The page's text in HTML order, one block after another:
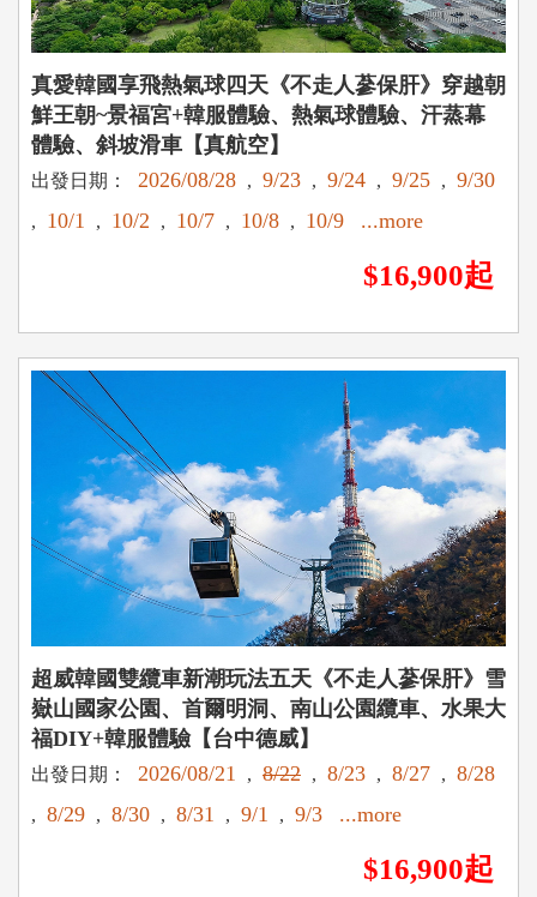
真愛韓國享飛熱氣球四天《不走人蔘保肝》穿越朝
鮮王朝~景福宮+韓服體驗、熱氣球體驗、汗蒸幕
體驗、斜坡滑車【真航空】
出發日期： 2026/08/28 , 9/23 , 9/24 , 9/25 , 9/30
, 10/1 , 10/2 , 10/7 , 10/8 , 10/9 ...more
$16,900起
超威韓國雙纜車新潮玩法五天《不走人蔘保肝》雪
嶽山國家公園、首爾明洞、南山公園纜車、水果大
福DIY+韓服體驗【台中德威】
出發日期： 2026/08/21 , 8/22 , 8/23 , 8/27 , 8/28
, 8/29 , 8/30 , 8/31 , 9/1 , 9/3 ...more
$16,900起